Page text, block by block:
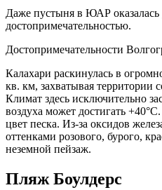
Даже пустыня в ЮАР оказалась
достопримечательностью.
Достопримечательности
Калахари раскинулась в
кв. км, захватывая
Климат здесь исключительно
воздуха может достигать
цвет песка. Из-за оксидов
оттенками розового, бурого,
неземной пейзаж.
Пляж Боулдерс